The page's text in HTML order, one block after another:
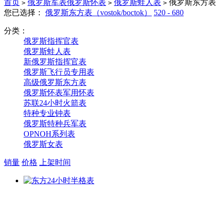
首页 > 俄罗斯军表俄罗斯怀表 > 俄罗斯蛙人表 > 俄罗斯东方表
您已选择：
俄罗斯东方表（vostok/boctok） 520 - 680
分类：
俄罗斯指挥官表
俄罗斯蛙人表
新俄罗斯指挥官表
俄罗斯飞行员专用表
高级俄罗斯东方表
俄罗斯怀表军用怀表
苏联24小时火箭表
特种专业钟表
俄罗斯特种兵军表
OPNOH系列表
俄罗斯女表
销量 价格 上架时间